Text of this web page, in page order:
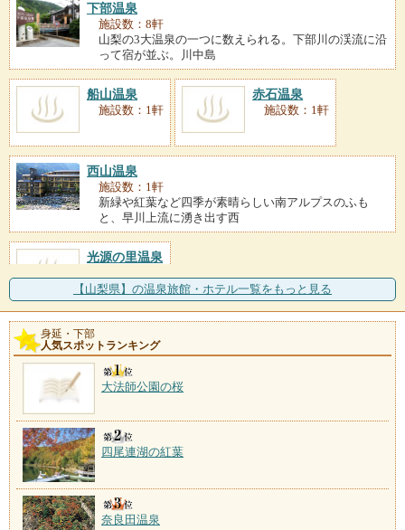
下部温泉
施設数：8軒
山梨の3大温泉の一つに数えられる。下部川の渓流に沿
って宿が並ぶ。川中島
船山温泉
施設数：1軒
赤石温泉
施設数：1軒
西山温泉
施設数：1軒
新緑や紅葉など四季が素晴らしい南アルプスのふも
と、早川上流に湧き出す西
光源の里温泉
【山梨県】の温泉旅館・ホテル一覧をもっと見る
身延・下部
人気スポットランキング
大法師公園の桜
四尾連湖の紅葉
奈良田温泉